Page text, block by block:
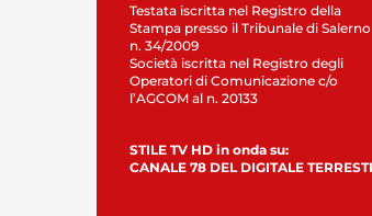
Testata iscritta nel Registro della
Stampa presso il Tribunale di
n. 34/2009
Società iscritta nel Registro degli
Operatori di Comunicazione c/o
l’AGCOM al n. 20133
STILE TV HD in onda su:
CANALE 78 DEL DIGITALE